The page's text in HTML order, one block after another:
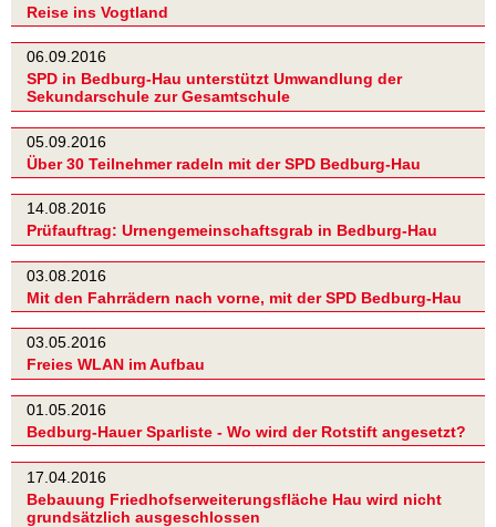
Reise ins Vogtland
06.09.2016
SPD in Bedburg-Hau unterstützt Umwandlung der
Sekundarschule zur Gesamtschule
05.09.2016
Über 30 Teilnehmer radeln mit der SPD Bedburg-Hau
14.08.2016
Prüfauftrag: Urnengemeinschaftsgrab in Bedburg-Hau
03.08.2016
Mit den Fahrrädern nach vorne, mit der SPD Bedburg-Hau
03.05.2016
Freies WLAN im Aufbau
01.05.2016
Bedburg-Hauer Sparliste - Wo wird der Rotstift angesetzt?
17.04.2016
Bebauung Friedhofserweiterungsfläche Hau wird nicht
grundsätzlich ausgeschlossen